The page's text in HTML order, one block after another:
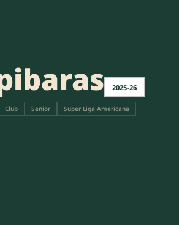
2025-26
Club Senior Super Liga Americana